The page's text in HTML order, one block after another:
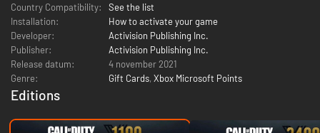
Country Compatibility:
See the list
Installation:
How to activate your game
Developer:
Activision Publishing Inc.
Publisher:
Activision Publishing Inc.
Release datum:
4 november 2021
Genre:
Gift Cards, Xbox Microsoft Points
Editions